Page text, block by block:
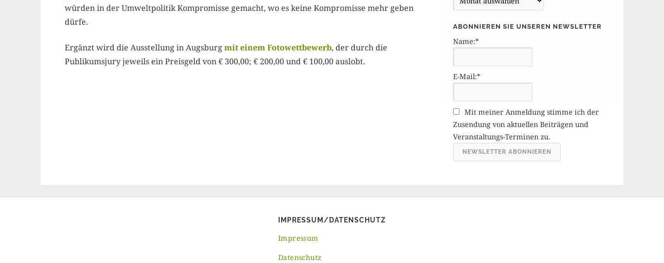
würden in der Umweltpolitik Kompromisse gemacht, wo es keine Kompromisse mehr geben
dürfe.
Ergänzt wird die Ausstellung in Augsburgmit einem Fotowettbewerb, der durch die
Publikumsjury jeweils ein Preisgeld von € 300,00; € 200,00 und € 100,00 auslobt.
e
r
e
r
c
h
i
ABONNIEREN SIE UNSEREN NEWSLETTER
Name:*
E-Mail:*
Mit meiner Anmeldung stimme ich der
Zusendung von aktuellen Beiträgen und
Veranstaltungs-Terminen zu.
IMPRESSUM/DATENSCHUTZ
Impressum
Datenschutz